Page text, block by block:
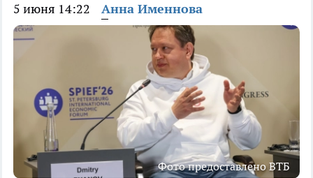
5 июня 14:22 Анна Именнова
Фото предоставлено ВТБ